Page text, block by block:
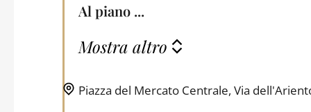
Al piano ...
Mostra altro
Piazza del Mercato Centrale, Via